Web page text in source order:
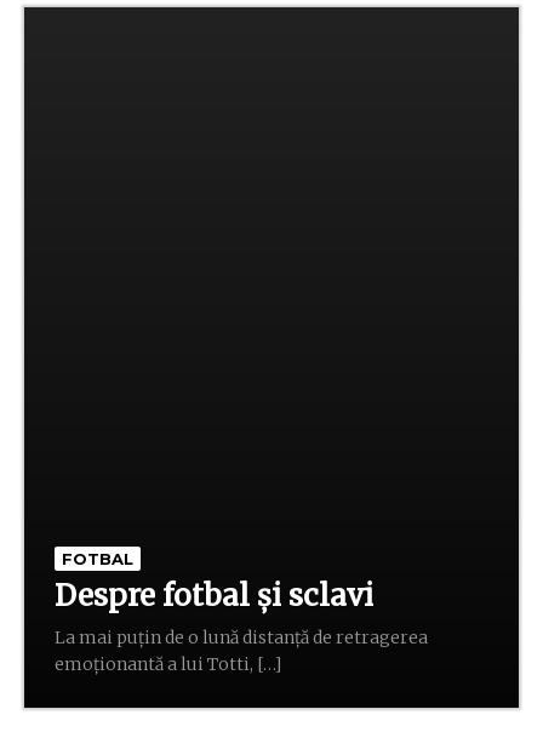
FOTBAL
Despre fotbal și sclavi
La mai puțin de o lună distanță de retragerea
emoționantă a lui Totti, […]